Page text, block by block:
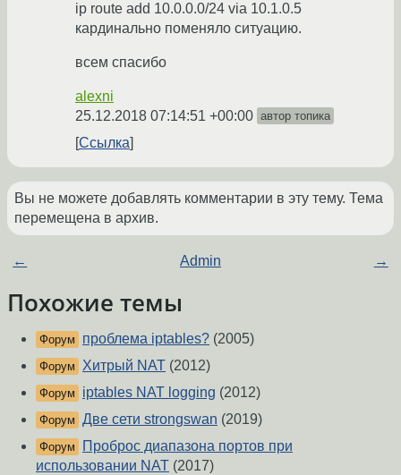
ip route add 10.0.0.0/24 via 10.1.0.5
кардинально поменяло ситуацию.
всем спасибо
alexni
25.12.2018 07:14:51 +00:00 автор топика
Ссылка
Вы не можете добавлять комментарии в эту тему. Тема
перемещена в архив.
← Admin →
Похожие темы
Форум проблема iptables? (2005)
Форум Хитрый NAT (2012)
Форум iptables NAT logging (2012)
Форум Две сети strongswan (2019)
Форум
Проброс диапазона портов при
использовании NAT (2017)